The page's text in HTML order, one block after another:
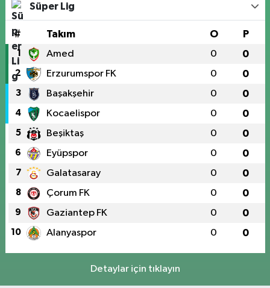
Süper Lig
# Takım O P
1 Amed 0 0
2 Erzurumspor FK 0 0
3 Başakşehir 0 0
4 Kocaelispor 0 0
5 Beşiktaş 0 0
6 Eyüpspor 0 0
7 Galatasaray 0 0
8 Çorum FK 0 0
9 Gaziantep FK 0 0
10 Alanyaspor 0 0
Detaylar için tıklayın